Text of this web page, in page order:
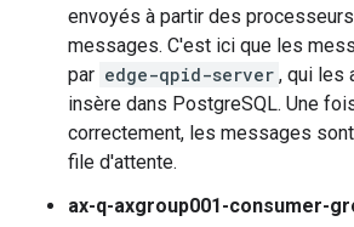
envoyés à partir des
messages. C'est ici que les
par edge-qpid-server , qui les
insère dans PostgreSQL. Une
correctement, les messages
file d'attente.
ax-q-axgroup001-consumer-